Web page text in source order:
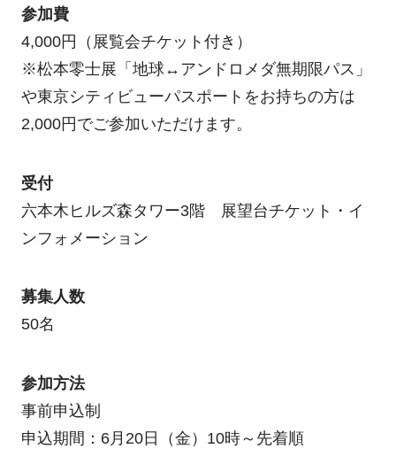
参加費
4,000円（展覧会チケット付き）
※松本零士展「地球↔アンドロメダ無期限パス」
や東京シティビューパスポートをお持ちの方は
2,000円でご参加いただけます。
受付
六本木ヒルズ森タワー3階 展望台チケット・イ
ンフォメーション
募集人数
50名
参加方法
事前申込制
申込期間：6月20日（金）10時～先着順